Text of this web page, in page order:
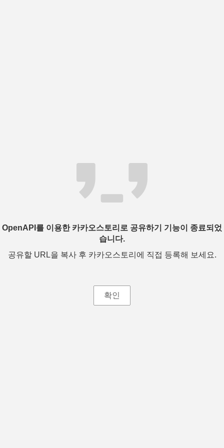
OpenAPI를 이용한 카카오스토리로 공유하기 기능이 종료되었
습니다.
공유할 URL을 복사 후 카카오스토리에 직접 등록해 보세요.
확인